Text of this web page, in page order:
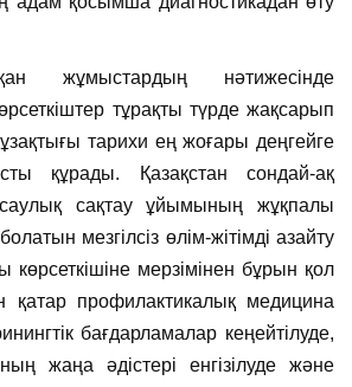
жұмыстардың нәтижесінде
тұрақты түрде жақсарып
тарихи ең жоғары деңгейге
құрады. Қазақстан сондай-ақ
сақтау ұйымының жұқпалы
мезгілсіз өлім-жітімді азайту
көрсеткішіне мерзімінен бұрын қол
қатар профилактикалық медицина
бағдарламалар кеңейтілуде,
жаңа әдістері енгізілуде және